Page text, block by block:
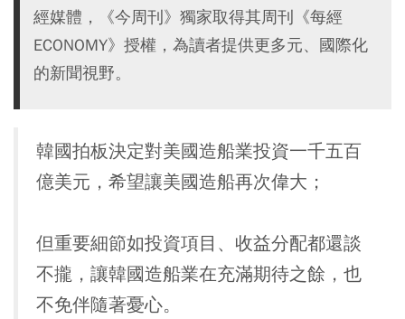
經媒體，《今周刊》獨家取得其周刊《每經
ECONOMY》授權，為讀者提供更多元、國際化
的新聞視野。
韓國拍板決定對美國造船業投資一千五百
億美元，希望讓美國造船再次偉大；
但重要細節如投資項目、收益分配都還談
不攏，讓韓國造船業在充滿期待之餘，也
不免伴隨著憂心。